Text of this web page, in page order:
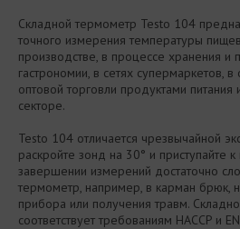
Складной термометр Testo 104
точного измерения температуры
производстве, в процессе хранения и
гастрономии, в сетях супермаркетов,
оптовой торговли продуктами
секторе.
Testo 104 отличается чрезвычайной
раскройте зонд на 30° и приступайте
завершении измерений достаточно
термометр, например, в карман брюк,
прибора или получения травм.
соответствует требованиям HACCP и